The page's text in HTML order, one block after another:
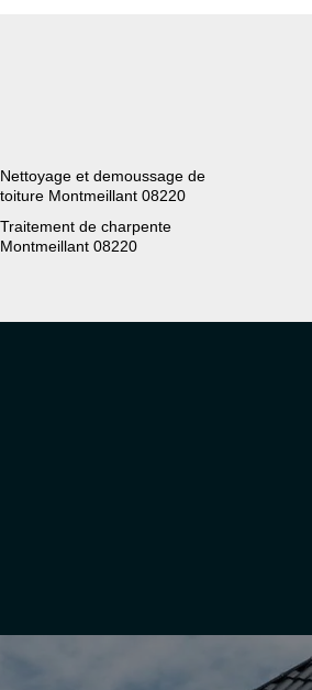
Nettoyage et demoussage de
toiture Montmeillant 08220
Traitement de charpente
Montmeillant 08220